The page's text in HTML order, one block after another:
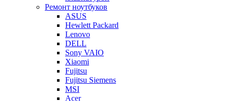
Ремонт ноутбуков
ASUS
Hewlett Packard
Lenovo
DELL
Sony VAIO
Xiaomi
Fujitsu
Fujitsu Siemens
MSI
Acer